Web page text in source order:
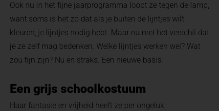
Ook nu in het fijne jaarprogramma loopt ze tegen de lamp,
want soms is het zo dat als je buiten de lijntjes wilt
kleuren, je lijntjes nodig hebt. Maar nu met het verschil dat
je ze zelf mag bedenken. Welke lijntjes werken wel? Wat
zou fijn zijn? Nu en straks. Een nieuwe basis.
Een grijs schoolkostuum
Haar fantasie en vrijheid heeft ze per ongeluk